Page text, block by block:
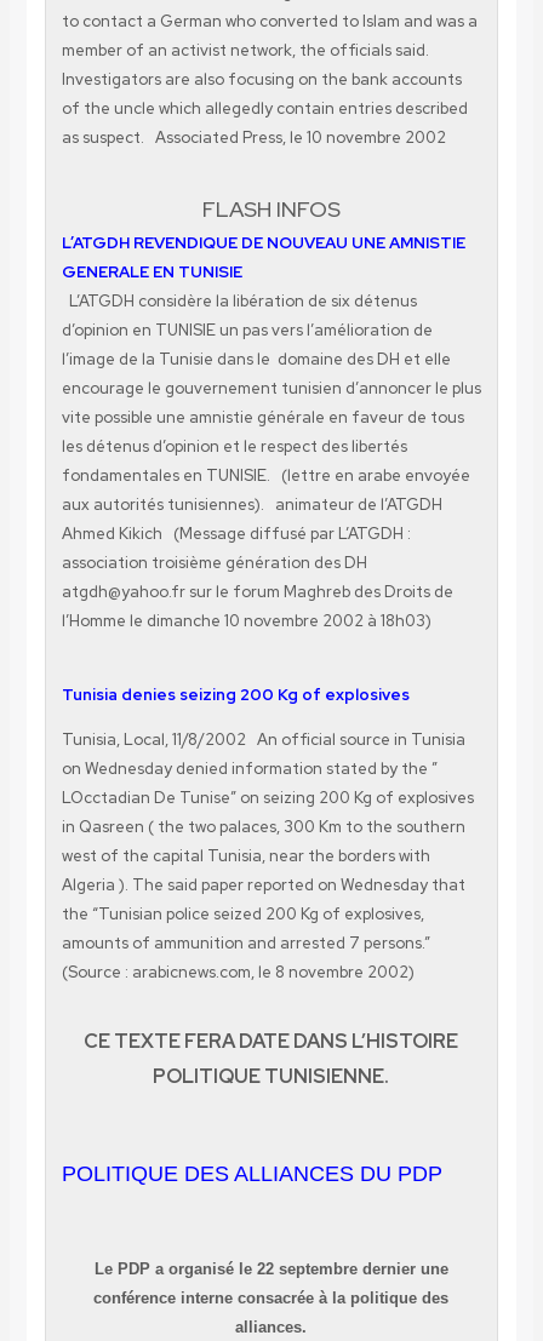
to contact a German who converted to Islam and was a
member of an activist network, the officials said.
Investigators are also focusing on the bank accounts
of the uncle which allegedly contain entries described
as suspect. Associated Press, le 10 novembre 2002
FLASH INFOS
L’ATGDH REVENDIQUE DE NOUVEAU UNE AMNISTIE
GENERALE EN TUNISIE
L’ATGDH considère la libération de six détenus
d’opinion en TUNISIE un pas vers l’amélioration de
l’image de la Tunisie dans le domaine des DH et elle
encourage le gouvernement tunisien d’annoncer le plus
vite possible une amnistie générale en faveur de tous
les détenus d’opinion et le respect des libertés
fondamentales en TUNISIE. (lettre en arabe envoyée
aux autorités tunisiennes). animateur de l’ATGDH
Ahmed Kikich (Message diffusé par L’ATGDH :
association troisième génération des DH
atgdh@yahoo.fr sur le forum Maghreb des Droits de
l’Homme le dimanche 10 novembre 2002 à 18h03)
Tunisia denies seizing 200 Kg of explosives
Tunisia, Local, 11/8/2002 An official source in Tunisia
on Wednesday denied information stated by the ”
LOcctadian De Tunise” on seizing 200 Kg of explosives
in Qasreen ( the two palaces, 300 Km to the southern
west of the capital Tunisia, near the borders with
Algeria ). The said paper reported on Wednesday that
the “Tunisian police seized 200 Kg of explosives,
amounts of ammunition and arrested 7 persons.”
(Source : arabicnews.com, le 8 novembre 2002)
CE TEXTE FERA DATE DANS L’HISTOIRE
POLITIQUE TUNISIENNE.
POLITIQUE DES ALLIANCES DU PDP
Le PDP a organisé le 22 septembre dernier une
conférence interne consacrée à la politique des
alliances.